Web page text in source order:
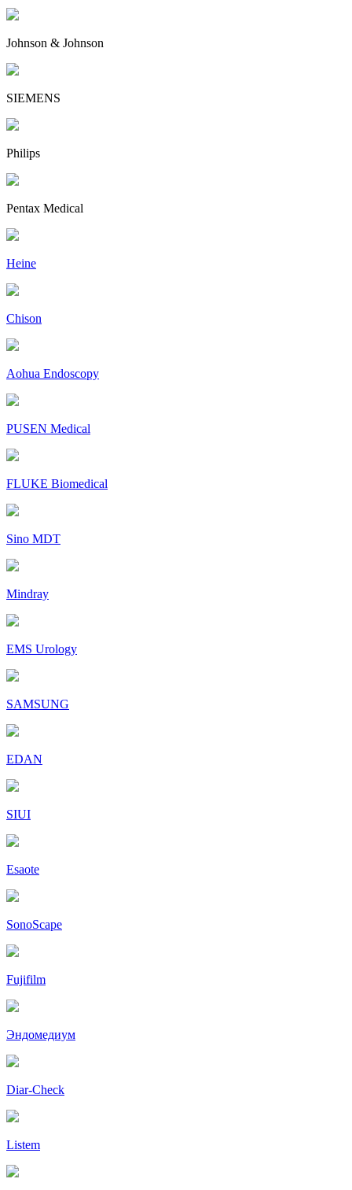
Johnson & Johnson
SIEMENS
Philips
Pentax Medical
Heine
Chison
Aohua Endoscopy
PUSEN Medical
FLUKE Biomedical
Sino MDT
Mindray
EMS Urology
SAMSUNG
EDAN
SIUI
Esaote
SonoScape
Fujifilm
Эндомедиум
Diar-Cheсk
Listem